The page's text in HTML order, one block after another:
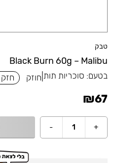
טבק
Black Burn 60g – Malibu
בטעם: סוכריות תות חוזק חזק
₪67
+
1
-